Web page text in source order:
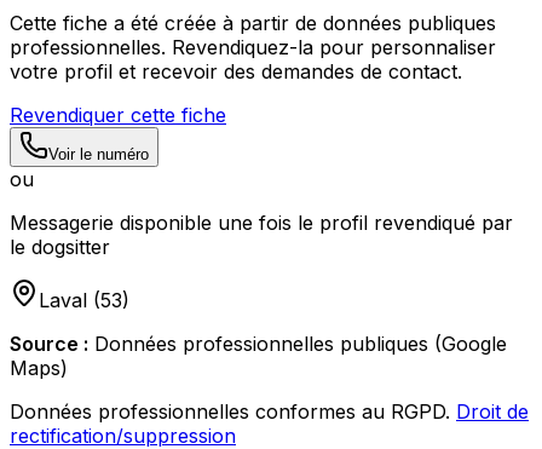
Cette fiche a été créée à partir de données publiques
professionnelles. Revendiquez-la pour personnaliser
votre profil et recevoir des demandes de contact.
Revendiquer cette fiche
Voir le numéro
ou
Messagerie disponible une fois le profil revendiqué par
le dogsitter
Laval (53)
Source : Données professionnelles publiques (Google
Maps)
Données professionnelles conformes au RGPD. Droit de
rectification/suppression